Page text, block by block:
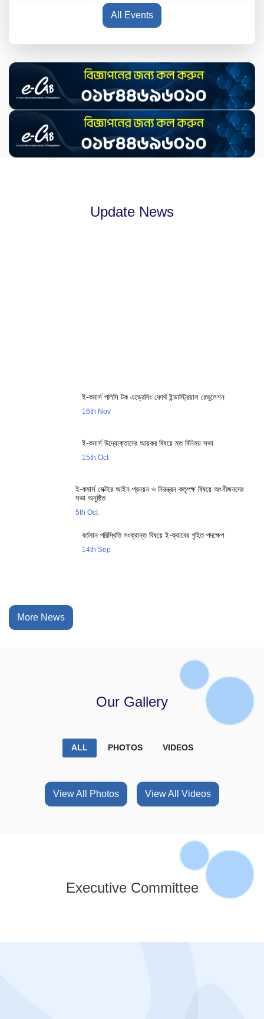
All Events
Update News
ই-কমার্স পলিসি টক এড্রেসিং ফোর্থ ইন্ডাস্ট্রিয়াল রেভুলেশন
16th Nov
ই-কমার্স উদ্যোক্তাদের আয়কর বিষয়ে মত বিনিময় সভা
15th Oct
ই-কমার্স সেক্টরে আইন প্রনয়ন ও নিয়ন্ত্রন কতৃপক্ষ বিষয়ে অংশীজনদের
সভা অনুষ্ঠিত
5th Oct
বর্তমান পরিস্থিতি সংক্রান্ত বিষয়ে ই-ক্যাবের গৃহিত পদক্ষেপ
14th Sep
More News
Our Gallery
ALL PHOTOS VIDEOS
View All Photos View All Videos
Executive Committee